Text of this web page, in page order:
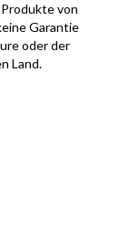
von
Garantie
oder der
Land.